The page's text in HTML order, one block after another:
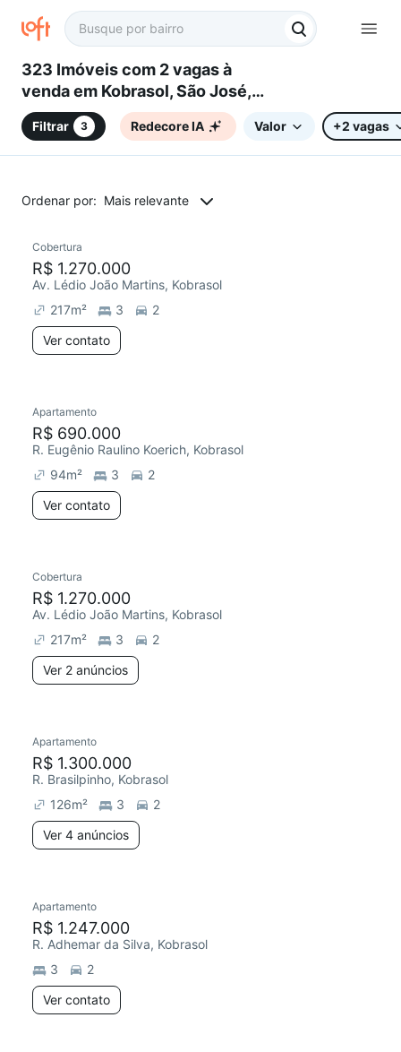
323 Imóveis com 2 vagas à
venda em Kobrasol, São José,
SC
Filtrar 3 Redecore IA Valor +2 vagas
Ordenar por: Mais relevante
Redecorar
Cobertura
R$ 1.270.000
Av. Lédio João Martins, Kobrasol
217m² 3
2
Ver contato
Redecorar
Apartamento
R$ 690.000
R. Eugênio Raulino Koerich, Kobrasol
94m² 3
2
Ver contato
Redecorar
Cobertura
R$ 1.270.000
Av. Lédio João Martins, Kobrasol
217m² 3
2
Ver 2 anúncios
Redecorar
Apartamento
R$ 1.300.000
R. Brasilpinho, Kobrasol
126m² 3
2
Ver 4 anúncios
Apartamento
R$ 1.247.000
R. Adhemar da Silva, Kobrasol
3
2
Ver contato